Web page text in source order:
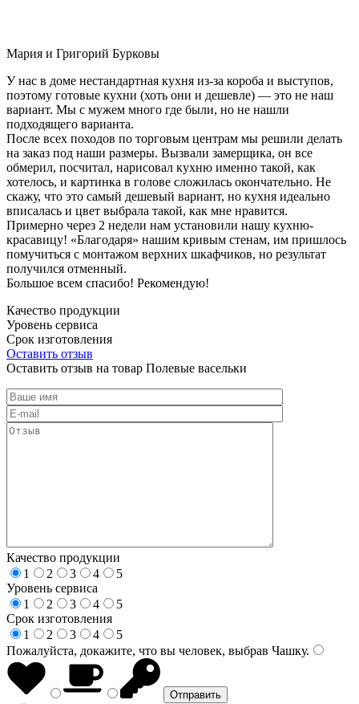
Мария и Григорий Бурковы
У нас в доме нестандартная кухня из-за короба и выступов,
поэтому готовые кухни (хоть они и дешевле) — это не наш
вариант. Мы с мужем много где были, но не нашли
подходящего варианта.
После всех походов по торговым центрам мы решили делать
на заказ под наши размеры. Вызвали замерщика, он все
обмерил, посчитал, нарисовал кухню именно такой, как
хотелось, и картинка в голове сложилась окончательно. Не
скажу, что это самый дешевый вариант, но кухня идеально
вписалась и цвет выбрала такой, как мне нравится.
Примерно через 2 недели нам установили нашу кухню-
красавицу! «Благодаря» нашим кривым стенам, им пришлось
помучиться с монтажом верхних шкафчиков, но результат
получился отменный.
Большое всем спасибо! Рекомендую!
Качество продукции
Уровень сервиса
Срок изготовления
Оставить отзыв
Оставить отзыв на товар Полевые васельки
Качество продукции
1
2 3 4
5
Уровень сервиса
1
2 3 4
5
Срок изготовления
1
2 3 4
5
Пожалуйста, докажите, что вы человек, выбрав Чашку.